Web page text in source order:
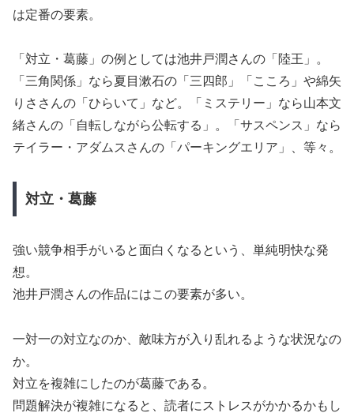
は定番の要素。
「対立・葛藤」の例としては池井戸潤さんの「陸王」。
「三角関係」なら夏目漱石の「三四郎」「こころ」や綿矢
りささんの「ひらいて」など。「ミステリー」なら山本文
緒さんの「自転しながら公転する」。「サスペンス」なら
テイラー・アダムスさんの「パーキングエリア」、等々。
対立・葛藤
強い競争相手がいると面白くなるという、単純明快な発
想。
池井戸潤さんの作品にはこの要素が多い。
一対一の対立なのか、敵味方が入り乱れるような状況なの
か。
対立を複雑にしたのが葛藤である。
問題解決が複雑になると、読者にストレスがかかるかもし